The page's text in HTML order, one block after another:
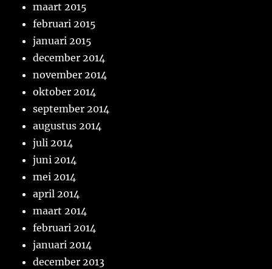
maart 2015
februari 2015
januari 2015
december 2014
november 2014
oktober 2014
september 2014
augustus 2014
juli 2014
juni 2014
mei 2014
april 2014
maart 2014
februari 2014
januari 2014
december 2013